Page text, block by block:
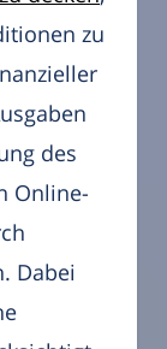
zu
des
Online-
Dabei